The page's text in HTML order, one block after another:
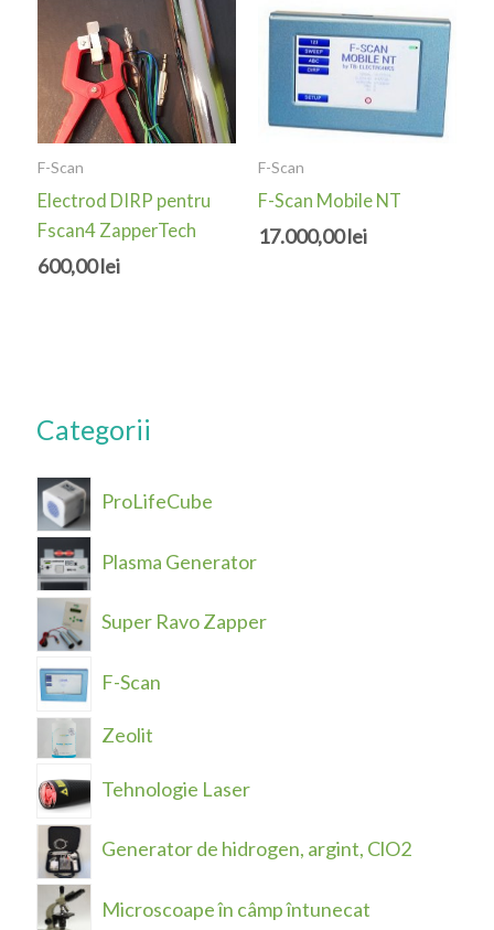
Categorii
ProLifeCube
Plasma Generator
Super Ravo Zapper
F-Scan
Zeolit
Tehnologie Laser
Generator de hidrogen, argint, ClO2
Microscoape în câmp întunecat
F-Scan
Electrod DIRP pentru
Fscan4 ZapperTech
600,00lei
F-Scan
F-Scan Mobile NT
17.000,00lei